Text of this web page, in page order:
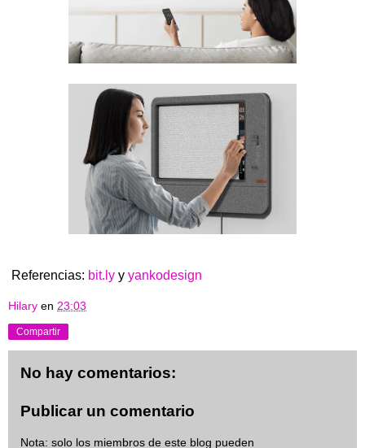
Referencias: bit.ly y yankodesign
Hilary en 23:03
Compartir
No hay comentarios:
Publicar un comentario
Nota: solo los miembros de este blog pueden